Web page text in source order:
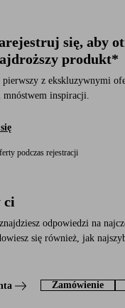
się, aby
produkt*
pierwszy z ekskluzywnymi
inspiracji.
podczas rejestracji
ci
odpowiedzi na
się również, jak
Zamówienie